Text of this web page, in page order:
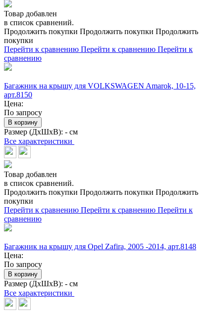
Товар добавлен
в список сравнений.
Продолжить покупки Продолжить покупки Продолжить
покупки
Перейти к сравнению Перейти к сравнению Перейти к
сравнению
Багажник на крышу для VOLKSWAGEN Amarok, 10-15,
арт.8150
Цена:
По запросу
В корзину
Размер (ДхШхВ): - см
Все характеристики
Товар добавлен
в список сравнений.
Продолжить покупки Продолжить покупки Продолжить
покупки
Перейти к сравнению Перейти к сравнению Перейти к
сравнению
Багажник на крышу для Opel Zafira, 2005 -2014, арт.8148
Цена:
По запросу
В корзину
Размер (ДхШхВ): - см
Все характеристики